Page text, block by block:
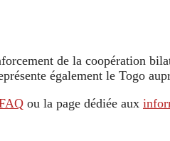
de la coopération
également le Togo
ou la page dédiée aux